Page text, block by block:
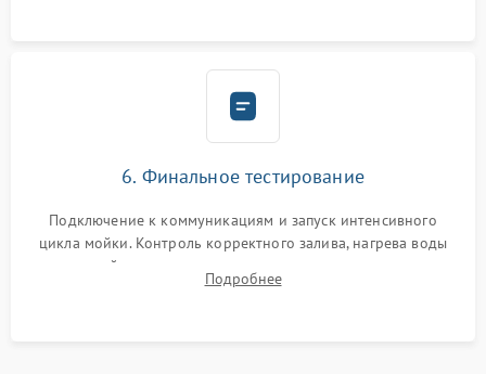
6. Финальное тестирование
Подключение к коммуникациям и запуск интенсивного
цикла мойки. Контроль корректного залива, нагрева воды
до нужной температуры, отсутствия посторонних шумов,
штатного слива и абсолютной сухости в поддоне.
Подробнее